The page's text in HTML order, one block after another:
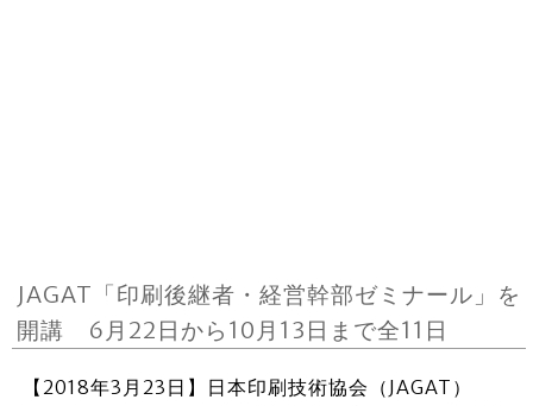
JAGAT「印刷後継者・経営幹部ゼミナール」を
開講 6月22日から10月13日まで全11日
【2018年3月23日】日本印刷技術協会（JAGAT）